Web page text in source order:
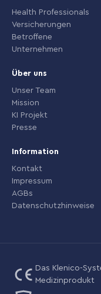
Health Professionals
Versicherungen
Betroffene
Unternehmen
Über uns
Unser Team
Mission
KI Projekt
Presse
Information
Kontakt
Impressum
AGBs
Datenschutzhinweise
Das Klenico-
Medizinprodukt